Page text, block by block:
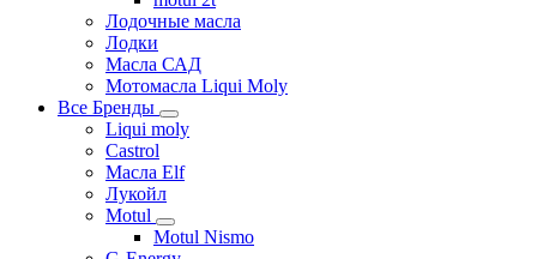
Лодочные масла
Лодки
Масла САД
Мотомасла Liqui Moly
Все Бренды
Liqui moly
Castrol
Масла Elf
Лукойл
Motul
Motul Nismo